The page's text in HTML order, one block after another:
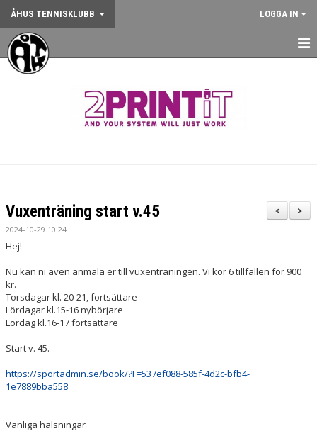
ÅHUS TENNISKLUBB LOGGA IN
HEM
ANMÄLAN AKTIVITET
KALENDER
GYM
KÖP KLUBBKLÄDER
ÅTK TRÄNINGSVERKSAMHET
>
<
Vuxenträning start v.45
2024-10-29 10:24
Hej!
Nu kan ni även anmäla er till vuxenträningen. Vi kör 6 tillfällen för 900
kr.
Torsdagar kl. 20-21, fortsättare
Lördagar kl.15-16 nybörjare
Lördag kl.16-17 fortsättare
Start v. 45.
https://sportadmin.se/book/?F=537ef088-585f-4d2c-bfb4-
1e7889bba558
Vänliga hälsningar